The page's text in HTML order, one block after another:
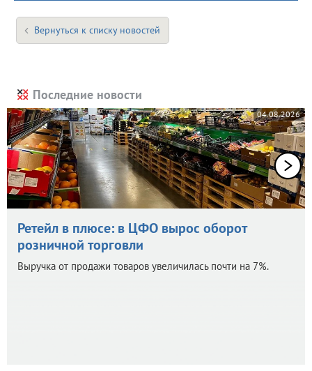
Вернуться к списку новостей
Последние новости
04.08.2026
Ретейл в плюсе: в ЦФО вырос оборот
розничной торговли
Выручка от продажи товаров увеличилась почти на 7%.